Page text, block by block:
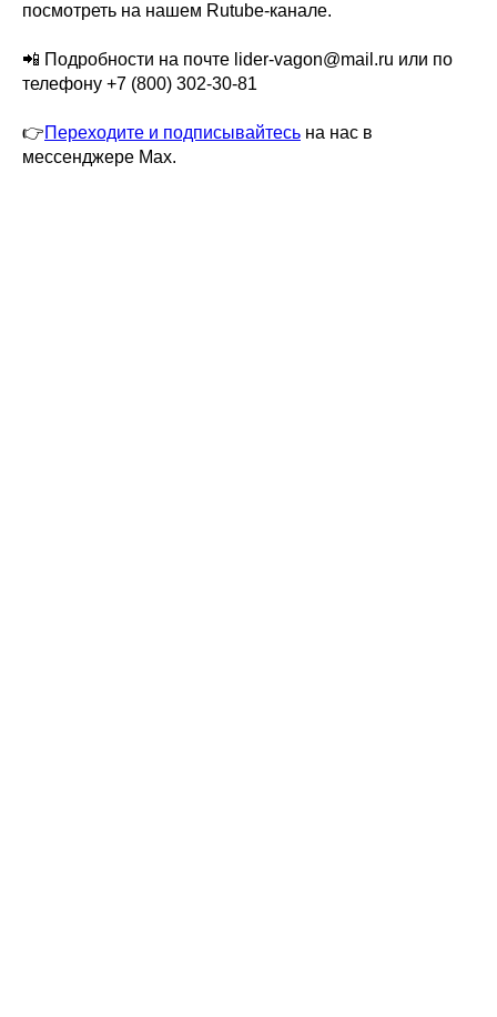
посмотреть на нашем Rutube-канале.
📲 Подробности на почте lider-vagon@mail.ru или по
телефону +7 (800) 302-30-81
👉Переходите и подписывайтесь на нас в
мессенджере Max.